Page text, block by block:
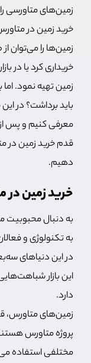
زمین‌های متاورسی
خرید زمین در
زمین‌ها را می‌توان
زمین تهیه نمود.
باید برداشت؟ در
معرفی کنیم و پس
قدم خرید زمین در
دهیم.
خرید زمین در
به دنبال محبوبیت
به تکنولوژی و
در این دنیا‌های
این بازار
دارد.
زمین‌های متاورس،
پروژه متاورس
مختلفی استفاده